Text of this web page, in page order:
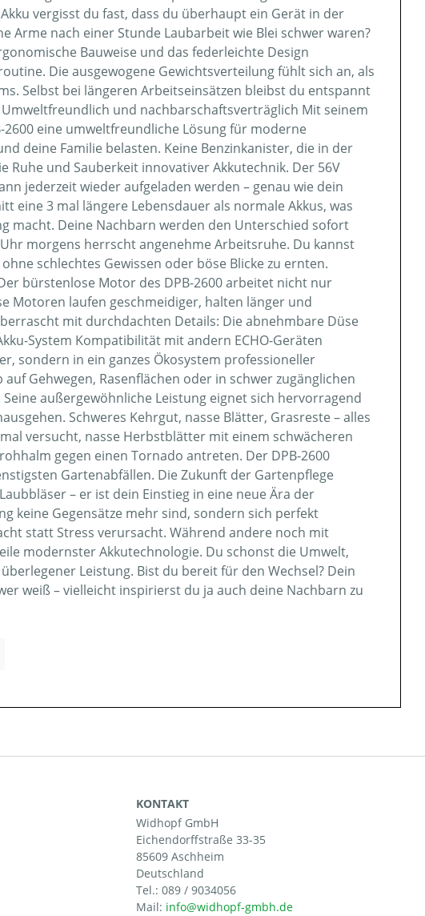
vergisst du fast, dass du überhaupt ein Gerät in der
Arme nach einer Stunde Laubarbeit wie Blei schwer waren?
Bauweise und das federleichte Design
Die ausgewogene Gewichtsverteilung fühlt sich an, als
Selbst bei längeren Arbeitseinsätzen bleibst du entspannt
und nachbarschaftsverträglich Mit seinem
eine umweltfreundliche Lösung für moderne
deine Familie belasten. Keine Benzinkanister, die in der
Ruhe und Sauberkeit innovativer Akkutechnik. Der 56V
jederzeit wieder aufgeladen werden – genau wie dein
eine 3 mal längere Lebensdauer als normale Akkus, was
macht. Deine Nachbarn werden den Unterschied sofort
morgens herrscht angenehme Arbeitsruhe. Du kannst
schlechtes Gewissen oder böse Blicke zu ernten.
bürstenlose Motor des DPB-2600 arbeitet nicht nur
Motoren laufen geschmeidiger, halten länger und
mit durchdachten Details: Die abnehmbare Düse
System Kompatibilität mit andern ECHO-Geräten
sondern in ein ganzes Ökosystem professioneller
Gehwegen, Rasenflächen oder in schwer zugänglichen
außergewöhnliche Leistung eignet sich hervorragend
Schweres Kehrgut, nasse Blätter, Grasreste – alles
versucht, nasse Herbstblätter mit einem schwächeren
gegen einen Tornado antreten. Der DPB-2600
Gartenabfällen. Die Zukunft der Gartenpflege
– er ist dein Einstieg in eine neue Ära der
keine Gegensätze mehr sind, sondern sich perfekt
statt Stress verursacht. Während andere noch mit
modernster Akkutechnologie. Du schonst die Umwelt,
Leistung. Bist du bereit für den Wechsel? Dein
weiß – vielleicht inspirierst du ja auch deine Nachbarn zu
KONTAKT
Widhopf GmbH
Eichendorffstraße 33-35
85609 Aschheim
Deutschland
Tel.: 089 / 9034056
Mail: